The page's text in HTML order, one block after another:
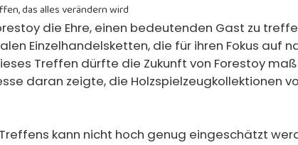
das alles verändern wird
die Ehre, einen bedeutenden Gast zu
Einzelhandelsketten, die für ihren Fokus auf
Treffen dürfte die Zukunft von Forestoy
daran zeigte, die Holzspielzeugkollektionen
kann nicht hoch genug eingeschätzt